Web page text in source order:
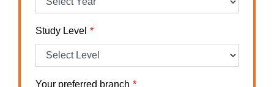
Study Level
Your preferred branch